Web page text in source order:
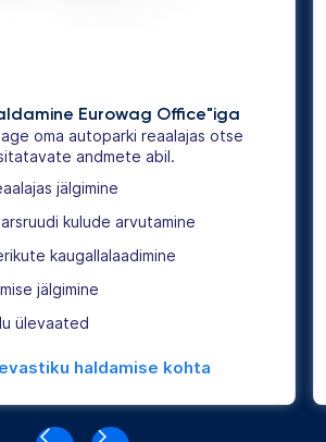
Eurowag Office"iga
oma autoparki reaalajas otse
andmete abil.
jälgimine
kulude arvutamine
kaugallalaadimine
jälgimine
ülevaated
haldamise kohta